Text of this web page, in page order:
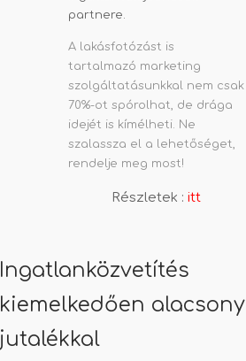
A lakásfotózást is
tartalmazó marketing
szolgáltatásunkkal nem csak
70%-ot spórolhat, de drága
idejét is kímélheti. Ne
szalassza el a lehetőséget,
rendelje meg most!
Részletek :itt
Ingatlanközvetítés
kiemelkedően alacsony
jutalékkal